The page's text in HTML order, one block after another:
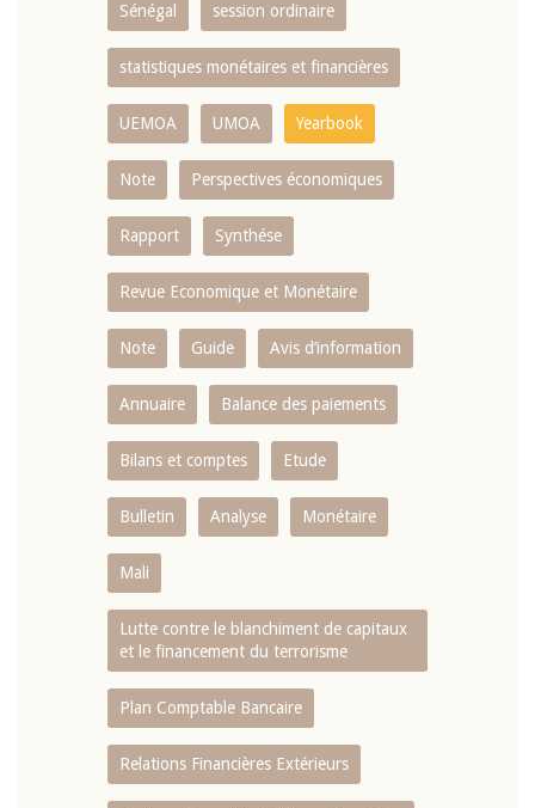
Sénégal session ordinaire
statistiques monétaires et financières
UEMOA UMOA Yearbook
Note Perspectives économiques
Rapport Synthése
Revue Economique et Monétaire
Note Guide Avis d’information
Annuaire Balance des paiements
Bilans et comptes Etude
Bulletin Analyse Monétaire
Mali
Lutte contre le blanchiment de capitaux
et le financement du terrorisme
Plan Comptable Bancaire
Relations Financières Extérieurs